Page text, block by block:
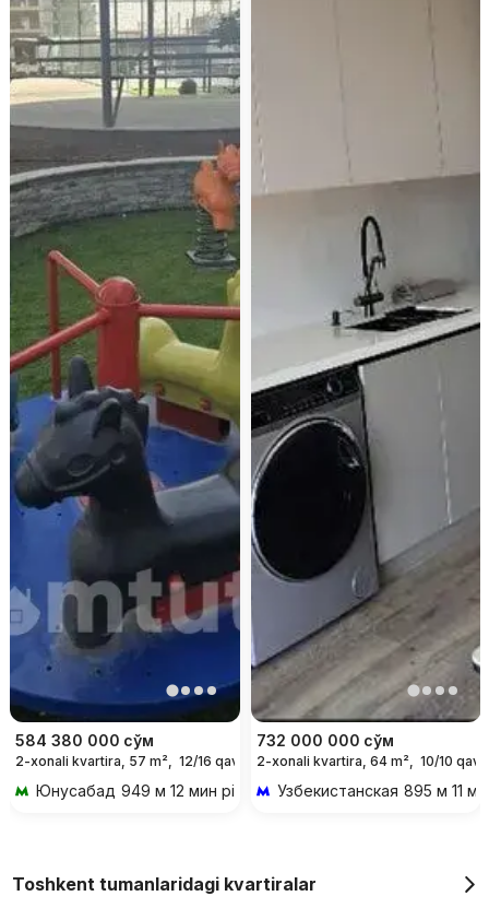
584 380 000 сўм
2-xonali kvartira, 57 m², 12/16 qavat
Юнусабад 949 м 12 мин piyoda
732 000 000 сўм
2-xonali kvartira, 64 m², 10/10
Узбекистанская 895 м 11
Toshkent tumanlaridagi kvartiralar